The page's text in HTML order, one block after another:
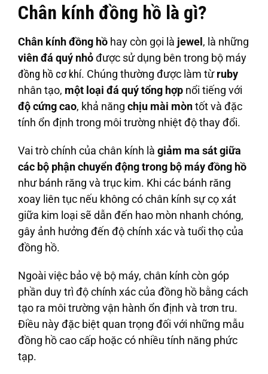
Chân kính đồng hồ là gì?
Chân kính đồng hồ hay còn gọi là jewel, là những
viên đá quý nhỏđược sử dụng bên trong bộ máy
đồng hồ cơ khí. Chúng thường được làm từruby
nhân tạo, một loại đá quý tổng hợp nổi tiếng với
độ cứng cao, khả năng chịu mài mòntốt và đặc
tính ổn định trong môi trường nhiệt độ thay đổi.
Vai trò chính của chân kính là giảm ma sát giữa
các bộ phận chuyển động trong bộ máy đồng hồ
như bánh răng và trục kim. Khi các bánh răng
xoay liên tục nếu không có chân kính sự cọ xát
giữa kim loại sẽ dẫn đến hao mòn nhanh chóng,
gây ảnh hưởng đến độ chính xác và tuổi thọ của
đồng hồ.
Ngoài việc bảo vệ bộ máy, chân kính còn góp
phần duy trì độ chính xác của đồng hồ bằng cách
tạo ra môi trường vận hành ổn định và trơn tru.
Điều này đặc biệt quan trọng đối với những mẫu
đồng hồ cao cấp hoặc có nhiều tính năng phức
tạp.